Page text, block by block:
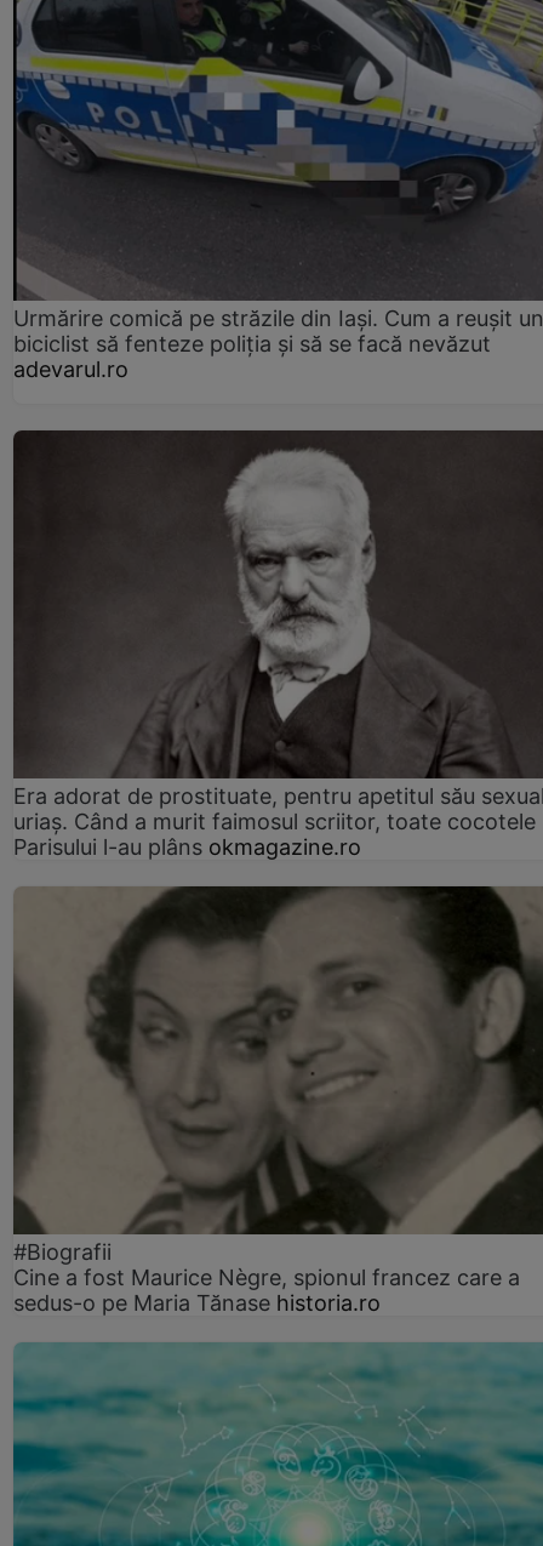
Urmărire comică pe străzile din Iași. Cum a reușit un
biciclist să fenteze poliția și să se facă nevăzut
adevarul.ro
Era adorat de prostituate, pentru apetitul său
uriaș. Când a murit faimosul scriitor, toate cocotele
Parisului l-au plâns okmagazine.ro
#Biografii
Cine a fost Maurice Nègre, spionul francez care a
sedus-o pe Maria Tănase historia.ro